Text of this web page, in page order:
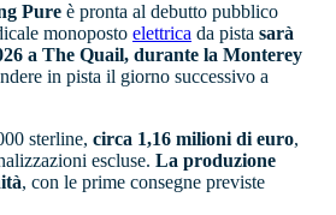
Pure è pronta al debutto pubblico
monoposto elettrica da pista sarà
a The Quail, durante la Monterey
in pista il giorno successivo a
sterline, circa 1,16 milioni di euro,
escluse. La produzione
, con le prime consegne previste